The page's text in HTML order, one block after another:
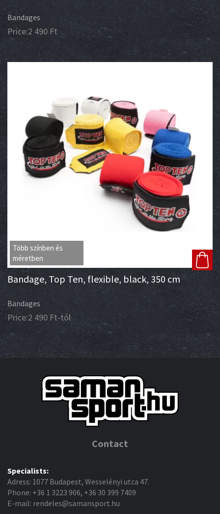
Bandages
Price:2 490 Ft
Több színben és
méretben
Bandage, Top Ten, flexible, black, 350 cm
Bandages
Price:2 490 Ft-tól
Contact
Specialists:
Adress: 1077 Budapest, Wesselényi utca 47.
Phone: +36 1 3223 906, +36 30 399 7409
E-mail: rendeles@samansport.hu